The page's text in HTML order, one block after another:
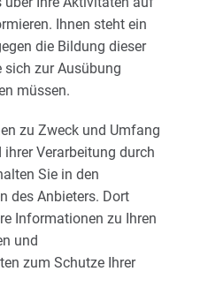
Ihnen steht ein
die Bildung dieser
sich zur Ausübung
müssen.
zu Zweck und Umfang
Verarbeitung durch
Sie in den
des Anbieters. Dort
Informationen zu Ihren
und
zum Schutze Ihrer